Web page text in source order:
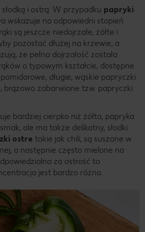
i ostrą. W przypadku papryki
wskazuje na odpowiedni stopień
są jeszcze niedojrzałe, żółte i
pozostać dłużej na krzewie, a
że pełna dojrzałość została
o typowym kształcie, dostępne
długie, wąskie papryczki
brązowo zabarwione tzw. papryczki
bardziej cierpko niż żółta, papryka
ale ma także delikatny, słodki
ostre takie jak chili, są suszone w
a następnie często mielone na
za ostrość to
jest bardzo różna.